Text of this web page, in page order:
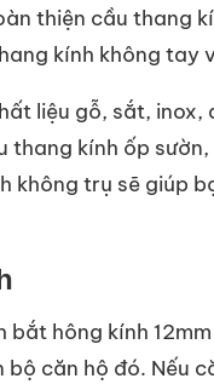
thiện cầu thang
kính không tay
liệu gỗ, sắt,
thang kính ốp
trụ sẽ giúp
hông kính
căn hộ đó. Nếu